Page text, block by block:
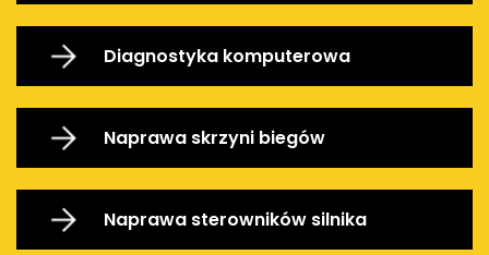
Diagnostyka komputerowa
Naprawa skrzyni biegów
Naprawa sterowników silnika